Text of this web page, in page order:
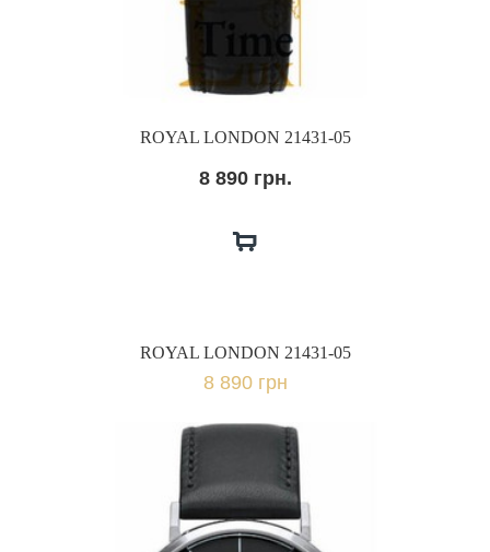
ROYAL LONDON 21431-05
8 890 грн.
ROYAL LONDON 21431-05
8 890 грн